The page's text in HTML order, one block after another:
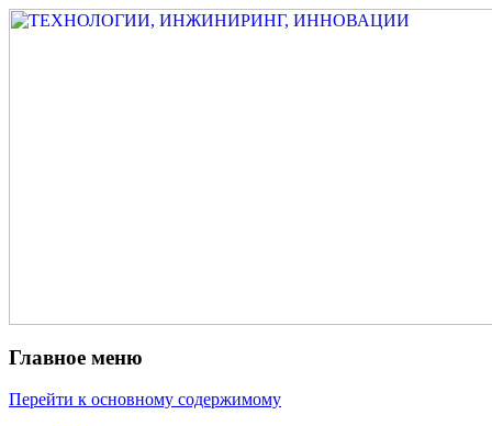
Главное меню
Перейти к основному содержимому